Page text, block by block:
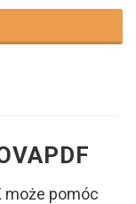
może pomóc